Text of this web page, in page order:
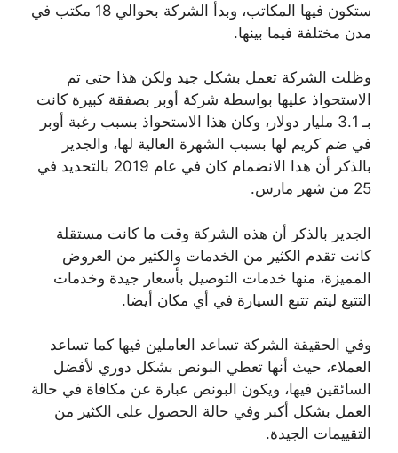
ستكون فيها المكاتب، وبدأ الشركة بحوالي 18 مكتب في
مدن مختلفة فيما بينها.
وظلت الشركة تعمل بشكل جيد ولكن هذا حتى تم
الاستحواذ عليها بواسطة شركة أوبر بصفقة كبيرة كانت
بـ 3.1 مليار دولار، وكان هذا الاستحواذ بسبب رغبة أوبر
في ضم كريم لها بسبب الشهرة العالية لها، والجدير
بالذكر أن هذا الانضمام كان في عام 2019 بالتحديد في
25 من شهر مارس.
الجدير بالذكر أن هذه الشركة وقت ما كانت مستقلة
كانت تقدم الكثير من الخدمات والكثير من العروض
المميزة، منها خدمات التوصيل بأسعار جيدة وخدمات
التتبع ليتم تتبع السيارة في أي مكان أيضا.
وفي الحقيقة الشركة تساعد العاملين فيها كما تساعد
العملاء، حيث أنها تعطي البونص بشكل دوري لأفضل
السائقين فيها، ويكون البونص عبارة عن مكافاة في حالة
العمل بشكل أكبر وفي حالة الحصول على الكثير من
التقييمات الجيدة.